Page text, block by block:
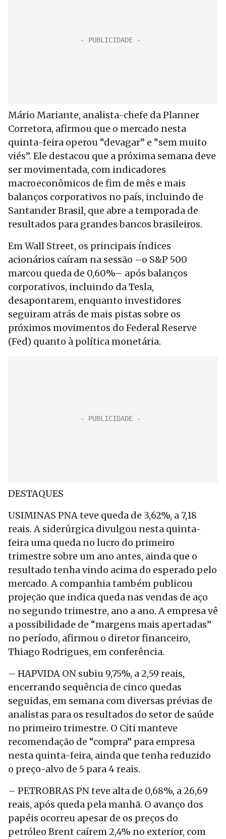
Mário Mariante, analista-chefe da Planner
Corretora, afirmou que o mercado nesta
quinta-feira operou “devagar” e “sem muito
viés”. Ele destacou que a próxima semana deve
ser movimentada, com indicadores
macroeconômicos de fim de mês e mais
balanços corporativos no país, incluindo de
Santander Brasil, que abre a temporada de
resultados para grandes bancos brasileiros.
Em Wall Street, os principais índices
acionários caíram na sessão –o S&P 500
marcou queda de 0,60%– após balanços
corporativos, incluindo da Tesla,
desapontarem, enquanto investidores
seguiram atrás de mais pistas sobre os
próximos movimentos do Federal Reserve
(Fed) quanto à política monetária.
DESTAQUES
USIMINAS PNA teve queda de 3,62%, a 7,18
reais. A siderúrgica divulgou nesta quinta-
feira uma queda no lucro do primeiro
trimestre sobre um ano antes, ainda que o
resultado tenha vindo acima do esperado pelo
mercado. A companhia também publicou
projeção que indica queda nas vendas de aço
no segundo trimestre, ano a ano. A empresa vê
a possibilidade de “margens mais apertadas”
no período, afirmou o diretor financeiro,
Thiago Rodrigues, em conferência.
– HAPVIDA ON subiu 9,75%, a 2,59 reais,
encerrando sequência de cinco quedas
seguidas, em semana com diversas prévias de
analistas para os resultados do setor de saúde
no primeiro trimestre. O Citi manteve
recomendação de “compra” para empresa
nesta quinta-feira, ainda que tenha reduzido
o preço-alvo de 5 para 4 reais.
– PETROBRAS PN teve alta de 0,68%, a 26,69
reais, após queda pela manhã. O avanço dos
papéis ocorreu apesar de os preços do
petróleo Brent caírem 2,4% no exterior, com